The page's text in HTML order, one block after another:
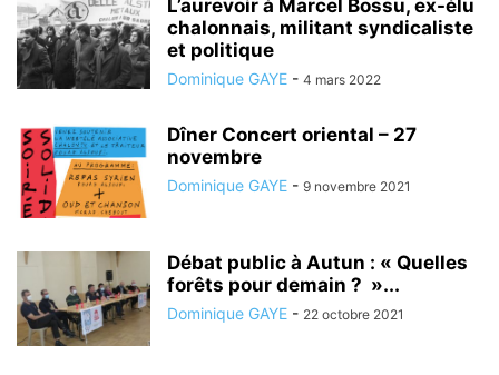
L’aurevoir à Marcel Bossu, ex-élu
chalonnais, militant syndicaliste
et politique
Dominique GAYE - 4 mars 2022
Dîner Concert oriental – 27
novembre
Dominique GAYE - 9 novembre 2021
Débat public à Autun : « Quelles
forêts pour demain ? »...
Dominique GAYE - 22 octobre 2021